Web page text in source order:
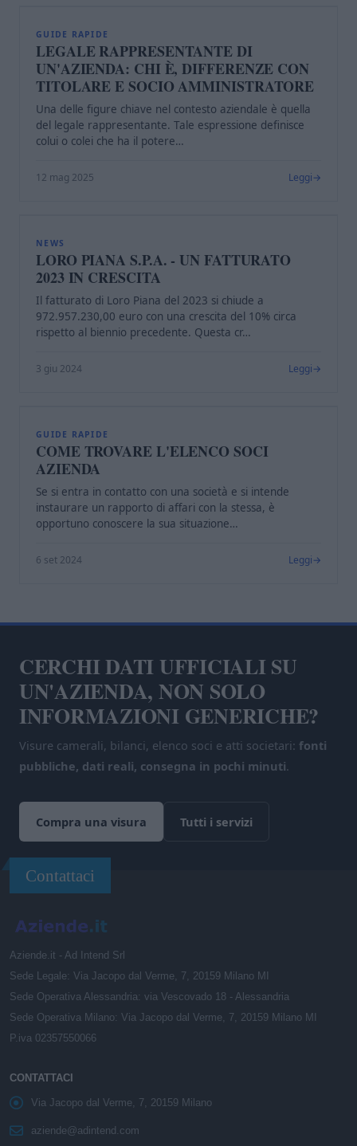
GUIDE RAPIDE
LEGALE RAPPRESENTANTE DI
UN'AZIENDA: CHI È, DIFFERENZE CON
TITOLARE E SOCIO AMMINISTRATORE
Una delle figure chiave nel contesto aziendale è quella
del legale rappresentante. Tale espressione definisce
colui o colei che ha il potere…
12 mag 2025 Leggi
NEWS
LORO PIANA S.P.A. - UN FATTURATO
2023 IN CRESCITA
Il fatturato di Loro Piana del 2023 si chiude a
972.957.230,00 euro con una crescita del 10% circa
rispetto al biennio precedente. Questa cr…
3 giu 2024 Leggi
GUIDE RAPIDE
COME TROVARE L'ELENCO SOCI
AZIENDA
Se si entra in contatto con una società e si intende
instaurare un rapporto di affari con la stessa, è
opportuno conoscere la sua situazione…
6 set 2024 Leggi
CERCHI DATI UFFICIALI SU
UN'AZIENDA, NON SOLO
INFORMAZIONI GENERICHE?
Visure camerali, bilanci, elenco soci e atti societari: fonti
pubbliche, dati reali, consegna in pochi minuti.
Compra una visura Tutti i servizi
Contattaci
Aziende.it - Ad Intend Srl
Sede Legale: Via Jacopo dal Verme, 7, 20159 Milano MI
Sede Operativa Alessandria: via Vescovado 18 - Alessandria
Sede Operativa Milano: Via Jacopo dal Verme, 7, 20159 Milano MI
P.iva 02357550066
CONTATTACI
Via Jacopo dal Verme, 7, 20159 Milano
aziende@adintend.com